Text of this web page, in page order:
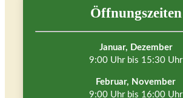
Öffnungszeiten
Januar, Dezember
9:00 Uhr bis 15:30 Uhr
Februar, November
9:00 Uhr bis 16:00 Uhr